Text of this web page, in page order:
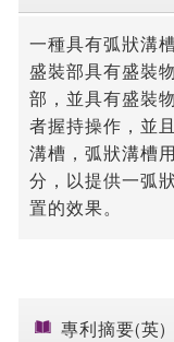
一種具有弧狀溝
盛裝部具有盛裝
部，並具有盛裝
者握持操作，並
溝槽，弧狀溝槽
分，以提供一弧
置的效果。
專利摘要(英)